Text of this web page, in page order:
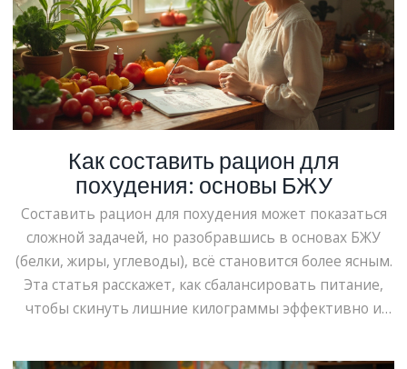
Как составить рацион для
похудения: основы БЖУ
Составить рацион для похудения может показаться
сложной задачей, но разобравшись в основах БЖУ
(белки, жиры, углеводы), всё становится более ясным.
Эта статья расскажет, как сбалансировать питание,
чтобы скинуть лишние килограммы эффективно и
потребление калорий и грамотно распределить